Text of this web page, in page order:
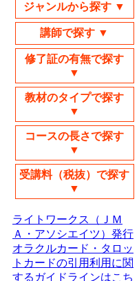
ジャンルから探す ▼
講師で探す ▼
修了証の有無で探す
▼
教材のタイプで探す
▼
コースの長さで探す
▼
受講料（税抜）で探す
▼
ライトワークス（ＪＭ
Ａ・アソシエイツ）発行
オラクルカード・タロッ
トカードの引用利用に関
するガイドラインはこち